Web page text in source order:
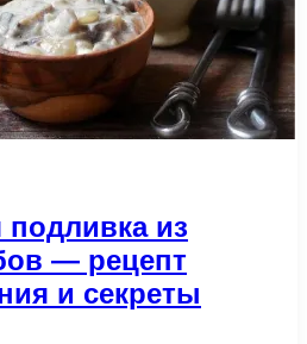
из
— рецепт
и секреты